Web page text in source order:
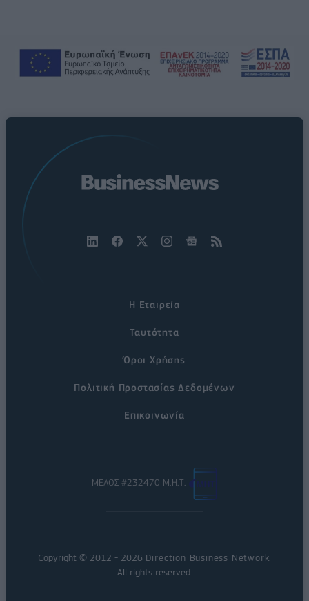
Η Εταιρεία
Ταυτότητα
Όροι Χρήσης
Πολιτική Προστασίας Δεδομένων
Επικοινωνία
ΜΕΛΟΣ #232470 Μ.Η.Τ.
Copyright © 2012 - 2026 Direction Business Network
All rights reserved.